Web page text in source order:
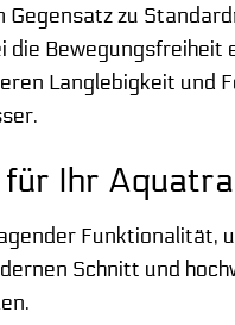
Gegensatz zu
die Bewegungsfreiheit
Langlebigkeit und
Ihr
Funktionalität,
Schnitt und